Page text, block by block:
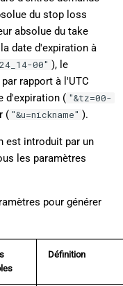
du stop loss
absolue du take
date d'expiration à
00" ), le
rapport à l'UTC
d'expiration ( "&tz=00-
( "&u=nickname" ).
est introduit par un
les paramètres
pour générer
Définition